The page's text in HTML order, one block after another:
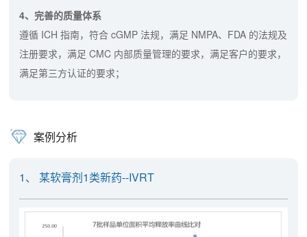
4、完善的质量体系
遵循 ICH 指南，符合 cGMP 法规，满足 NMPA、FDA 的法规及
注册要求，满足 CMC 内部质量管理的要求，满足客户的要求，
满足第三方认证的要求；
案例分析
1、 某软膏剂1类新药--IVRT